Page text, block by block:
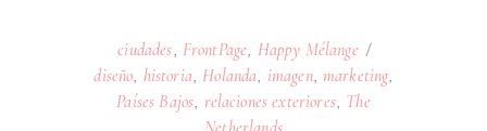
ciudades, FrontPage, Happy Mélange
diseño, historia, Holanda, imagen, marketing,
Países Bajos, relaciones exteriores, The